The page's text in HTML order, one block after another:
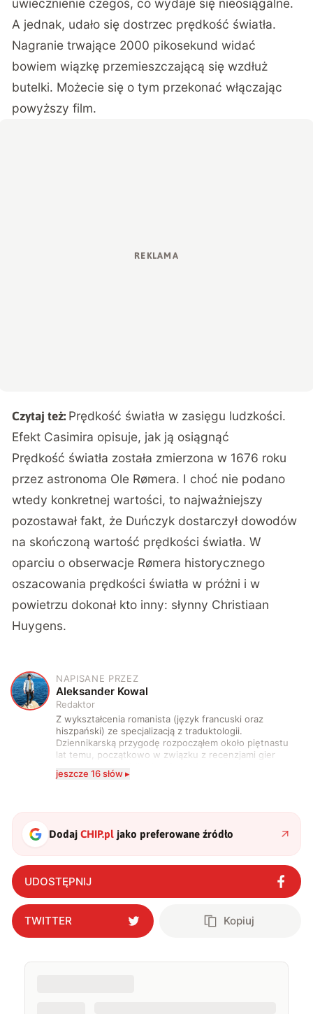
A jednak, udało się dostrzec prędkość światła.
Nagranie trwające 2000 pikosekund widać
bowiem wiązkę przemieszczającą się wzdłuż
butelki. Możecie się o tym przekonać włączając
powyższy film.
Czytaj też: Prędkość światła w zasięgu ludzkości.
Efekt Casimira opisuje, jak ją osiągnąć
Prędkość światła została zmierzona w 1676 roku
przez astronoma Ole Rømera. I choć nie podano
wtedy konkretnej wartości, to najważniejszy
pozostawał fakt, że Duńczyk dostarczył dowodów
na skończoną wartość prędkości światła. W
oparciu o obserwacje Rømera historycznego
oszacowania prędkości światła w próżni i w
powietrzu dokonał kto inny: słynny Christiaan
Huygens.
A
NAPISANE PRZEZ
Aleksander Kowal
Redaktor
Z wykształcenia romanista (język francuski oraz
hiszpański) ze specjalizacją z traduktologii.
Dziennikarską przygodę rozpocząłem około piętnastu
lat temu, początkowo w związku z recenzjami gier
zdecydowanie częściej na tematy związane z nauką
także uprawiać oraz oglądać sport.
jeszcze 16 słów ▸
DodajCHIP.pl jako preferowane źródło
UDOSTĘPNIJ
TWITTER Kopiuj